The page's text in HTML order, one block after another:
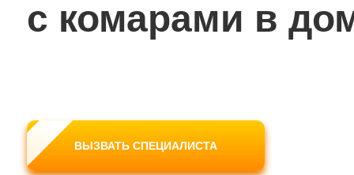
с комарами в
ВЫЗВАТЬ СПЕЦИАЛИСТА